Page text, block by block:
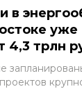
в
уже
4,3 трлн